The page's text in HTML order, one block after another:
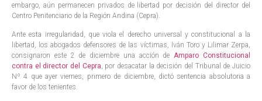
embargo, aún permanecen privados de libertad por decisión del director del
Centro Penitenciario de la Región Andina (Cepra).
Ante esta irregularidad, que viola el derecho universal y constitucional a la
libertad, los abogados defensores de las víctimas, Iván Toro y Lilimar Zerpa,
consignaron este 2 de diciembre una acción deAmparo Constitucional
contra el director del Cepra, por desacatar la decisión del Tribunal de Juicio
Nº 4 que ayer viernes, primero de diciembre, dictó sentencia absolutoria a
favor de los tenientes.